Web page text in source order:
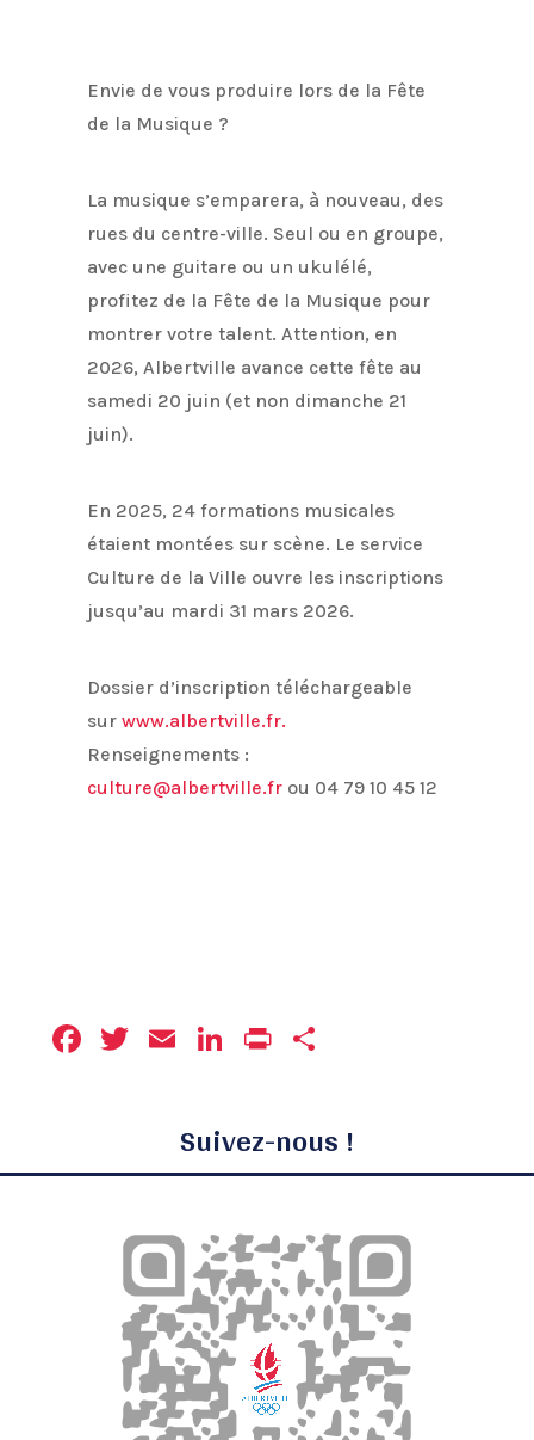
Envie de vous produire lors de la Fête
de la Musique ?
La musique s’emparera, à nouveau, des
rues du centre-ville. Seul ou en groupe,
avec une guitare ou un ukulélé,
profitez de la Fête de la Musique pour
montrer votre talent. Attention, en
2026, Albertville avance cette fête au
samedi 20 juin (et non dimanche 21
juin).
En 2025, 24 formations musicales
étaient montées sur scène. Le service
Culture de la Ville ouvre les inscriptions
jusqu’au mardi 31 mars 2026.
Dossier d’inscription téléchargeable
surwww.albertville.fr.
Renseignements :
culture@albertville.fr ou 04 79 10 45 12
Facebook
Twitter
EmailLinkedIn
Print
Suivez-nous !